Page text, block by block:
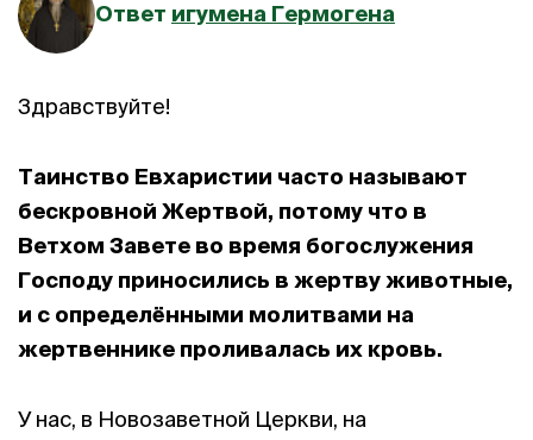
Ответ игумена Гермогена
Здравствуйте!
Таинство Евхаристии часто называют
бескровной Жертвой, потому что в
Ветхом Завете во время богослужения
Господу приносились в жертву животные,
и с определёнными молитвами на
жертвеннике проливалась их кровь.
У нас, в Новозаветной Церкви, на